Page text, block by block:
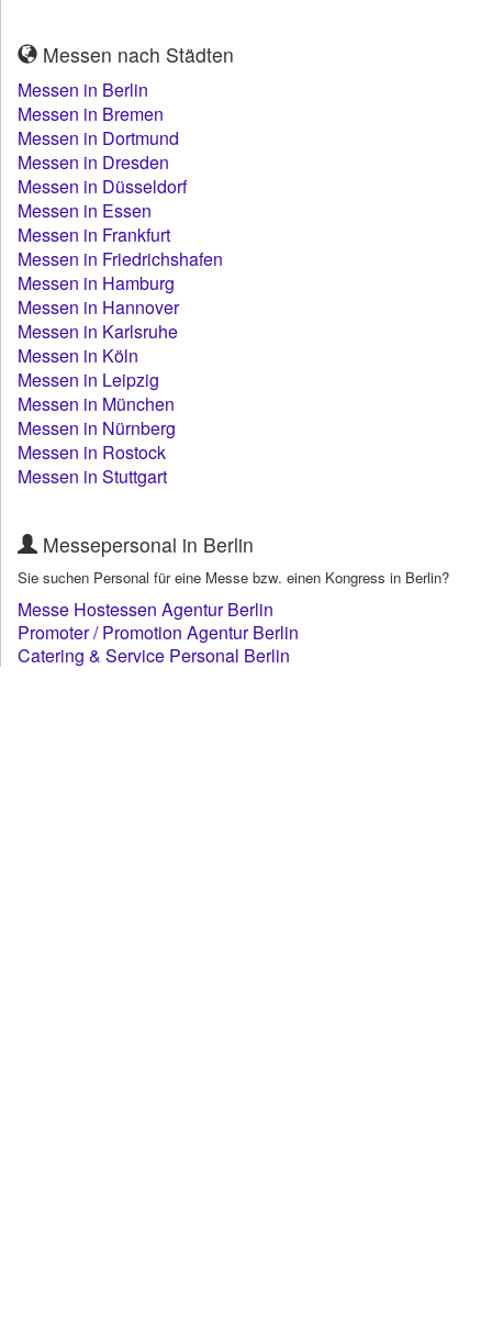
Messen nach Städten
Messen in Berlin
Messen in Bremen
Messen in Dortmund
Messen in Dresden
Messen in Düsseldorf
Messen in Essen
Messen in Frankfurt
Messen in Friedrichshafen
Messen in Hamburg
Messen in Hannover
Messen in Karlsruhe
Messen in Köln
Messen in Leipzig
Messen in München
Messen in Nürnberg
Messen in Rostock
Messen in Stuttgart
Messepersonal in Berlin
Sie suchen Personal für eine Messe bzw. einen Kongress in Berlin?
Messe Hostessen Agentur Berlin
Promoter / Promotion Agentur Berlin
Catering & Service Personal Berlin